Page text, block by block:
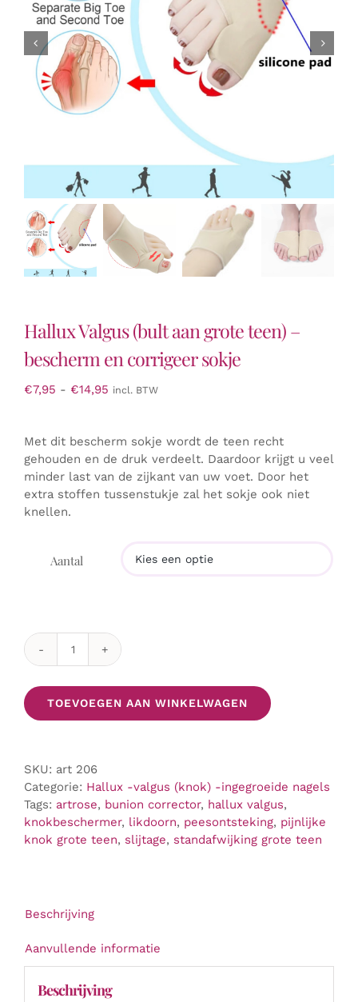
Hallux Valgus (bult aan grote teen) –
bescherm en corrigeer sokje
€7,95 - €14,95 Prijsklasse:
€14,95
incl. BTW
Met dit bescherm sokje wordt de teen recht
gehouden en de druk verdeelt. Daardoor krijgt u veel
minder last van de zijkant van uw voet. Door het
extra stoffen tussenstukje zal het sokje ook niet
knellen.
Aantal
Hallux
aan
-
bescherm
corrigeer
sokje
TOEVOEGEN AAN WINKELWAGEN
SKU: art 206
Categorie: Hallux -valgus (knok) -ingegroeide nagels
Tags: artrose, bunion corrector, hallux valgus,
knokbeschermer, likdoorn, peesontsteking, pijnlijke
knok grote teen, slijtage, standafwijking grote teen
Beschrijving
Aanvullende informatie
Beschrijving